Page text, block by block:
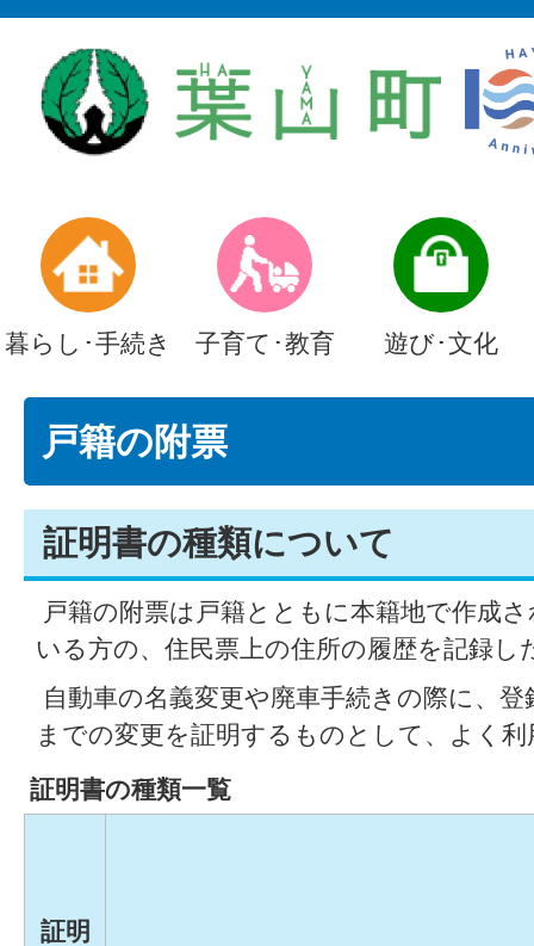
暮らし･手続き 子育て･教育 遊び･文化
戸籍の附票
証明書の種類について
戸籍の附票は戸籍とともに本籍地で作成
いる方の、住民票上の住所の履歴を記録し
自動車の名義変更や廃車手続きの際に、
までの変更を証明するものとして、よく
証明書の種類一覧
証明